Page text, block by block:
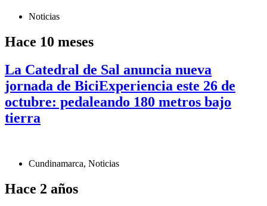
Noticias
Hace 10 meses
La Catedral de Sal anuncia nueva
jornada de BiciExperiencia este 26 de
octubre: pedaleando 180 metros bajo
tierra
Cundinamarca, Noticias
Hace 2 años